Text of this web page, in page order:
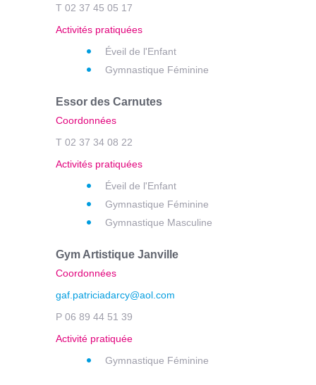
T 02 37 45 05 17
Activités pratiquées
Éveil de l'Enfant
Gymnastique Féminine
Essor des Carnutes
Coordonnées
T 02 37 34 08 22
Activités pratiquées
Éveil de l'Enfant
Gymnastique Féminine
Gymnastique Masculine
Gym Artistique Janville
Coordonnées
gaf.patriciadarcy@aol.com
P 06 89 44 51 39
Activité pratiquée
Gymnastique Féminine